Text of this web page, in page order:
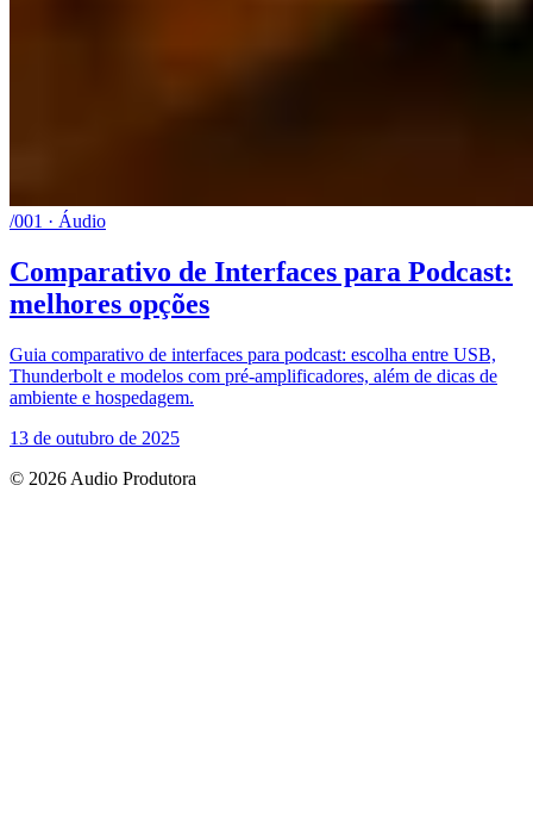
/001 · Áudio
Comparativo de Interfaces para Podcast:
melhores opções
Guia comparativo de interfaces para podcast: escolha entre USB,
Thunderbolt e modelos com pré-amplificadores, além de dicas de
ambiente e hospedagem.
13 de outubro de 2025
© 2026 Audio Produtora